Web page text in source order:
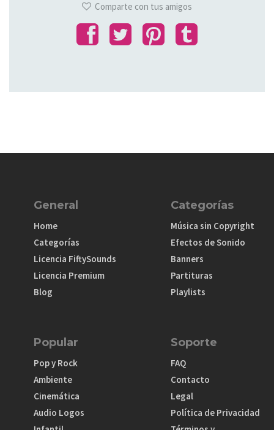
Comparte con tus amigos
General
Home
Categorías
Licencia FiftySounds
Licencia Premium
Blog
Categorías
Música sin Copyright
Efectos de Sonido
Banners
Partituras
Playlists
Popular
Pop y Rock
Ambiente
Cinemática
Audio Logos
Soporte
FAQ
Contacto
Legal
Política de Privacidad